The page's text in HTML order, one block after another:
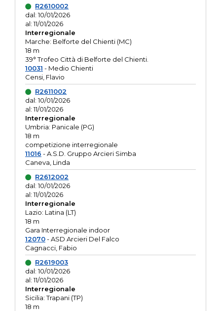
R2610002
dal: 10/01/2026
al: 11/01/2026
Interregionale
Marche: Belforte del Chienti (MC)
18 m
39° Trofeo Città di Belforte del Chienti.
10031 - Medio Chienti
Censi, Flavio
R2611002
dal: 10/01/2026
al: 11/01/2026
Interregionale
Umbria: Panicale (PG)
18 m
competizione interregionale
11016 - A.S.D. Gruppo Arcieri Simba
Caneva, Linda
R2612002
dal: 10/01/2026
al: 11/01/2026
Interregionale
Lazio: Latina (LT)
18 m
Gara Interregionale indoor
12070- ASD Arcieri Del Falco
Cagnacci, Fabio
R2619003
dal: 10/01/2026
al: 11/01/2026
Interregionale
Sicilia: Trapani (TP)
18 m